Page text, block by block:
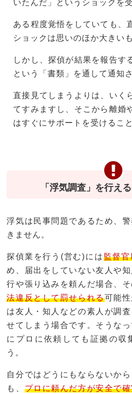
いたんだ」というショックを
ある程度覚悟をしていても、
ショックは思いのほか大きい
しかし、探偵が結果を報告す
という「書類」を通して通知
直接見てしまうよりは、いく
てすみますし、そこから離婚
はすぐにサポートを受けるこ
「浮気調査」を行え
浮気は民事問題であるため、
きません。
探偵業を行う(営む)には監督
め、届出をしていない友人や
行や張り込みを頼んだ場合、
法違反として罰せられる可能
は友人・知人などの素人が調
せてしまう場合です。そうな
にプロに依頼しても証拠の収
う。
自分ではどうにもならないか
も、 プロに頼んだ方が安全で